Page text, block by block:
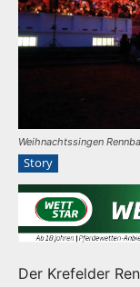
Weihnachtssingen
Story
Der Krefelder